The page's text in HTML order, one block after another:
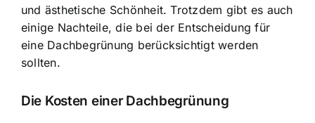
und ästhetische Schönheit. Trotzdem gibt es auch
einige Nachteile, die bei der Entscheidung für
eine Dachbegrünung berücksichtigt werden
sollten.
Die Kosten einer Dachbegrünung